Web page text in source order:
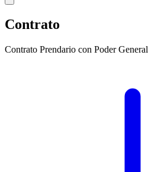
Contrato
Contrato Prendario con Poder General